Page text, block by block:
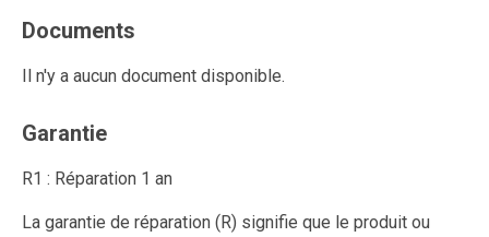
Documents
Il n'y a aucun document disponible.
Garantie
R1 : Réparation 1 an
La garantie de réparation (R) signifie que le produit ou